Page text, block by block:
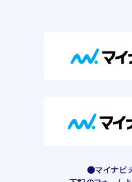
●マイナビ